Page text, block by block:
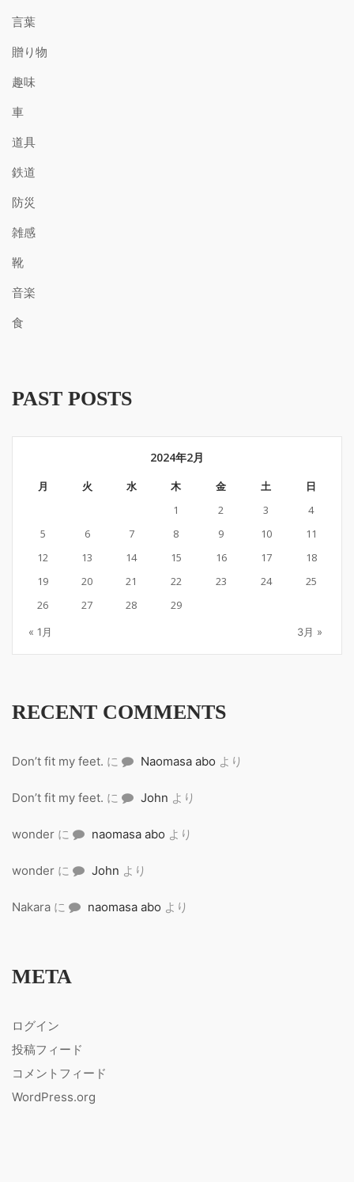
言葉
贈り物
趣味
車
道具
鉄道
防災
雑感
靴
音楽
食
PAST POSTS
2024年2月
月 火 水 木 金 土
日
1
2 3
4
5
6 7 8 9 10
11
12
13 14 15 16 17
18
19
20 21 22 23 24
25
26
27 28 29
« 1月 3月 »
RECENT COMMENTS
Don’t fit my feet. に Naomasa abo より
Don’t fit my feet. に John より
wonder に naomasa abo より
wonder に John より
Nakara に naomasa abo より
META
ログイン
投稿フィード
コメントフィード
WordPress.org